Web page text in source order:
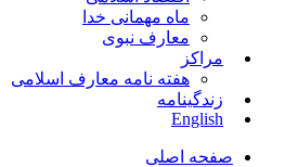
ماه مهمانی خدا
معارف نبوی
مراکز
هفته نامه معارف اسلامی
زندگینامه
English
صفحه اصلی